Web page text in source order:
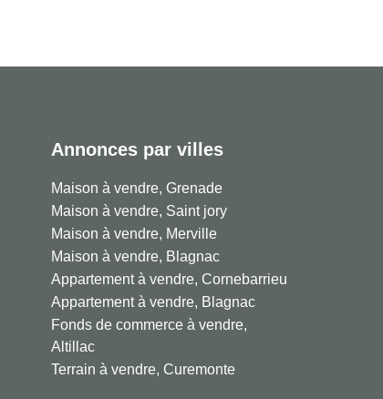
Annonces par villes
Maison à vendre, Grenade
Maison à vendre, Saint jory
Maison à vendre, Merville
Maison à vendre, Blagnac
Appartement à vendre, Cornebarrieu
Appartement à vendre, Blagnac
Fonds de commerce à vendre,
Altillac
Terrain à vendre, Curemonte